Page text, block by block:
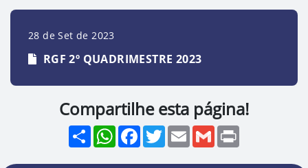
28 de Set de 2023
RGF 2º QUADRIMESTRE 2023
Compartilhe esta página!
ShareWhatsApp
Facebook
TwitterEmailGmail